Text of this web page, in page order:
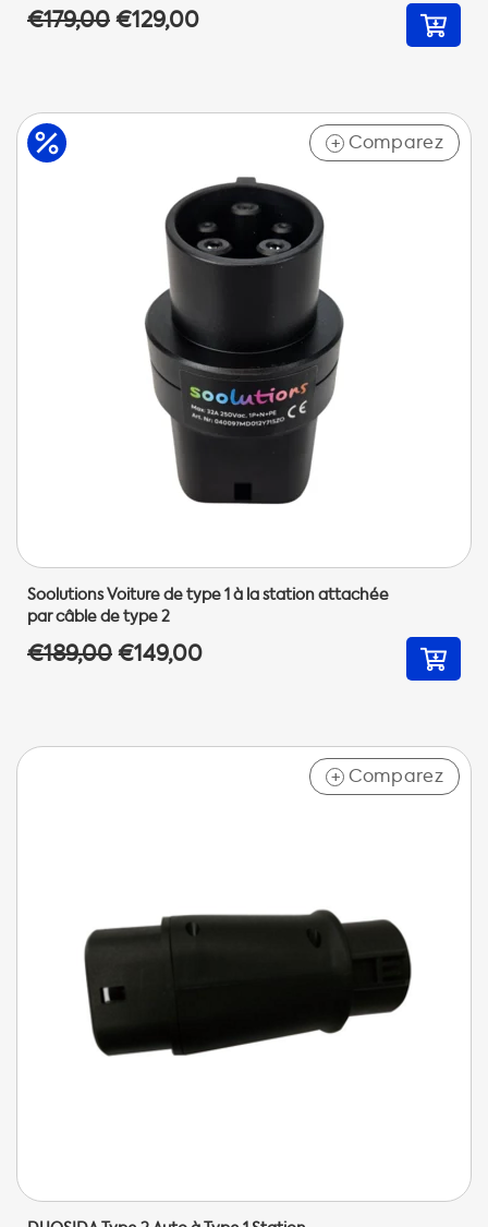
€179,00€129,00
+ Comparez
Soolutions Voiture de type 1 à la station attachée
par câble de type 2
€189,00€149,00
+ Comparez